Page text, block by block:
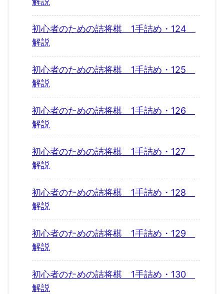
初心者のための詰将棋 1手詰め・124
解説
初心者のための詰将棋 1手詰め・125
解説
初心者のための詰将棋 1手詰め・126
解説
初心者のための詰将棋 1手詰め・127
解説
初心者のための詰将棋 1手詰め・128
解説
初心者のための詰将棋 1手詰め・129
解説
初心者のための詰将棋 1手詰め・130
解説